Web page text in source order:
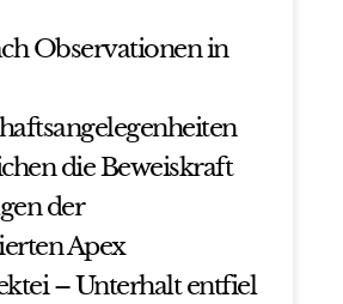
Observationen in
die Beweiskraft
der
Apex
– Unterhalt entfiel